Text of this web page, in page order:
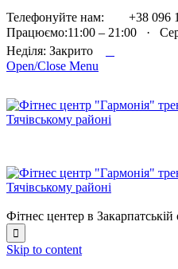
Телефонуйте нам:
+38 096
Працюємо:11:00 – 21:00 ·
Неділя: Закрито
Open/Close Menu
Фітнес центер в Закарпатській

Skip to content